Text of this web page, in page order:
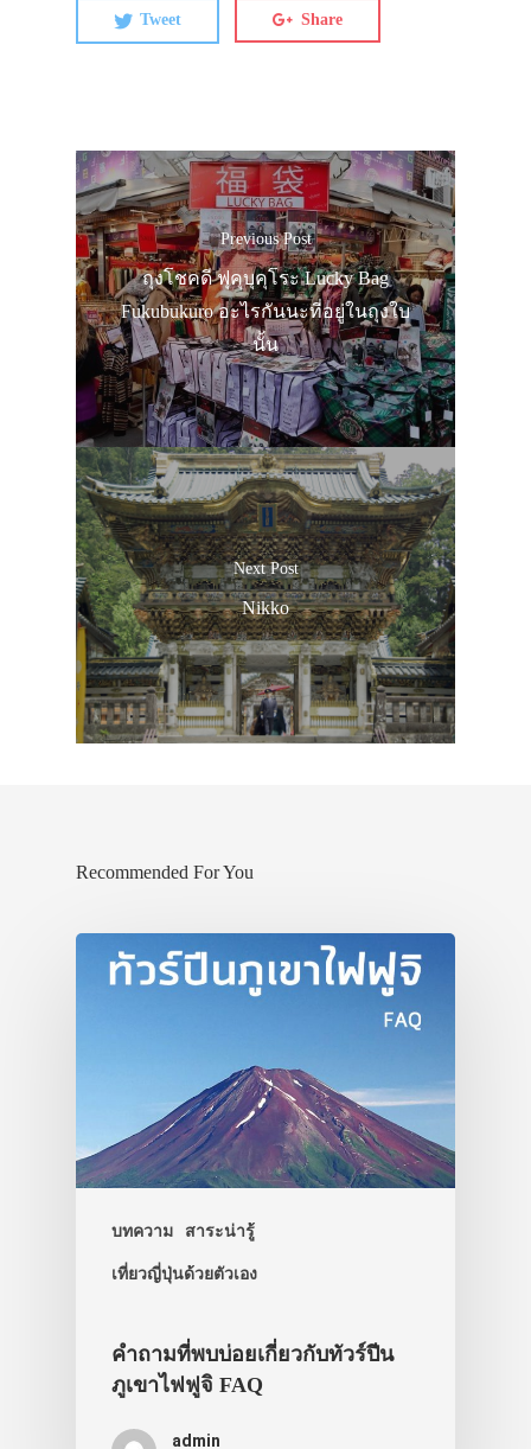
Tweet Share
Previous Post
ถุงโชคดี ฟุคุบุคุโระ Lucky Bag
Fukubukuro อะไรกันนะที่อยู่ในถุงใบ
นั้น
Next Post
Nikko
Recommended For You
บทความ สาระน่ารู้
เที่ยวญี่ปุ่นด้วยตัวเอง
คำถามที่พบบ่อยเกี่ยวกับทัวร์ปีน
ภูเขาไฟฟูจิ FAQ
admin
ประเทศญี่ปุ่น
เที่ยวญี่ปุ่นด้ว
เอง
ที่พัก